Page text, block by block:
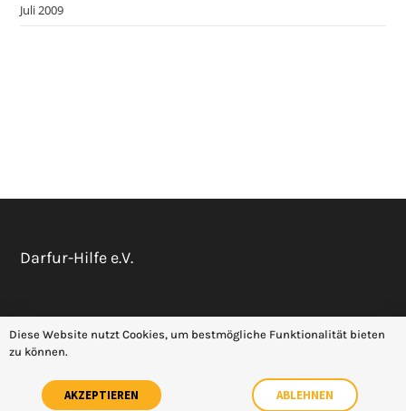
Juli 2009
Darfur-Hilfe e.V.
Datenschutz Impressum
Diese Website nutzt Cookies, um bestmögliche Funktionalität bieten
zu können.
AKZEPTIEREN ABLEHNEN